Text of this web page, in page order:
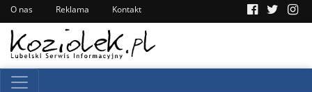
O nas Reklama Kontakt